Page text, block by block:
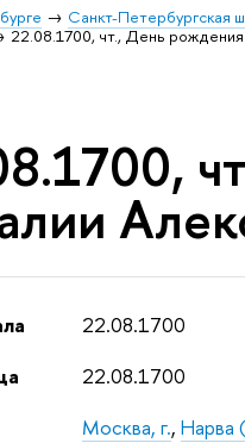
Санкт-Петербургская
22.08.1700, чт., День
22.08.1700
22.08.1700
Москва, г.,Нарва